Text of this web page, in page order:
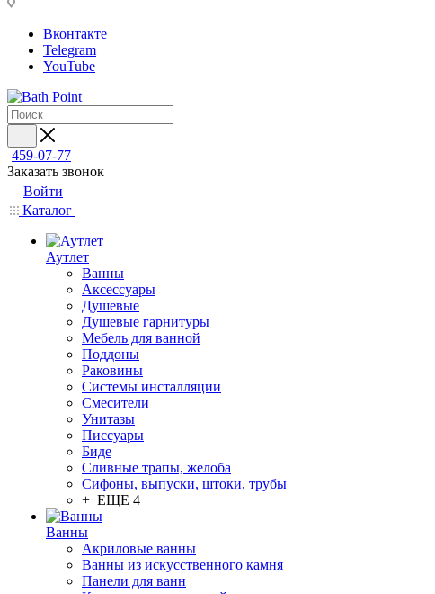
Вконтакте
Telegram
YouTube
459-07-77
Заказать звонок
Войти
Каталог
Аутлет
Ванны
Аксессуары
Душевые
Душевые гарнитуры
Мебель для ванной
Поддоны
Раковины
Системы инсталляции
Смесители
Унитазы
Писсуары
Биде
Сливные трапы, желоба
Сифоны, выпуски, штоки, трубы
+ ЕЩЕ 4
Ванны
Акриловые ванны
Ванны из искусственного камня
Панели для ванн